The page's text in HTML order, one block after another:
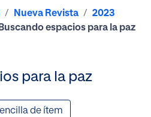
Nueva Revista
2023
Buscando espacios para la paz
para la paz
de ítem